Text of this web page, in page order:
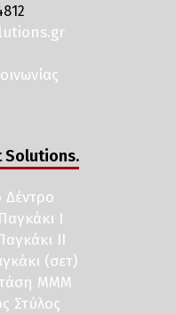
Solutions.
Δέντρο
I
II
(σετ)
ΜΜΜ
Στύλος